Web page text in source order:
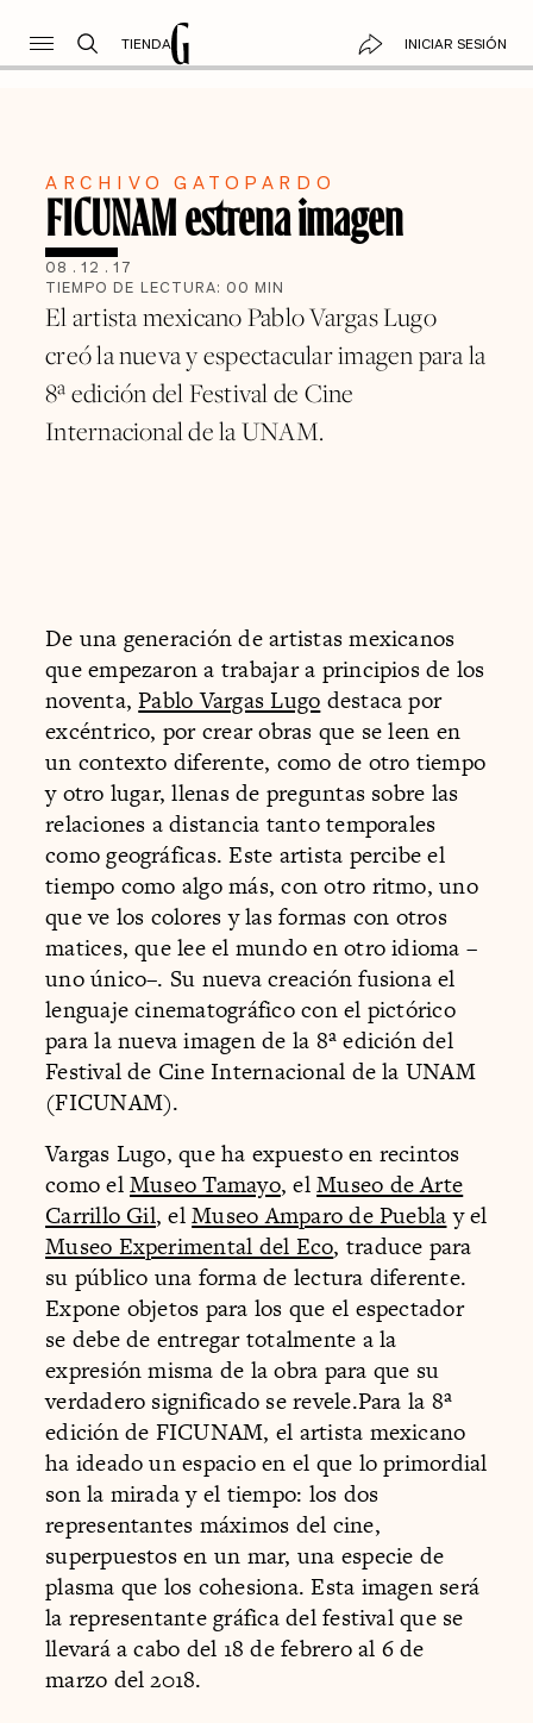
TIENDA INICIAR SESIÓN
ARCHIVO GATOPARDO
FICUNAM estrena imagen
08 . 12 . 17
TIEMPO DE LECTURA: 00 MIN
El artista mexicano Pablo Vargas Lugo
creó la nueva y espectacular imagen para la
8ª edición del Festival de Cine
Internacional de la UNAM.
De una generación de artistas mexicanos
que empezaron a trabajar a principios de los
noventa,Pablo Vargas Lugo destaca por
excéntrico, por crear obras que se leen en
un contexto diferente, como de otro tiempo
y otro lugar, llenas de preguntas sobre las
relaciones a distancia tanto temporales
como geográficas. Este artista percibe el
tiempo como algo más, con otro ritmo, uno
que ve los colores y las formas con otros
matices, que lee el mundo en otro idioma –
uno único–. Su nueva creación fusiona el
lenguaje cinematográfico con el pictórico
para la nueva imagen de la 8ª edición del
Festival de Cine Internacional de la UNAM
(FICUNAM).
Vargas Lugo, que ha expuesto en recintos
como elMuseo Tamayo, elMuseo de Arte
Carrillo Gil, elMuseo Amparo de Pueblay el
Museo Experimental del Eco, traduce para
su público una forma de lectura diferente.
Expone objetos para los que el espectador
se debe de entregar totalmente a la
expresión misma de la obra para que su
verdadero significado se revele.Para la 8ª
edición de FICUNAM, el artista mexicano
ha ideado un espacio en el que lo primordial
son la mirada y el tiempo: los dos
representantes máximos del cine,
superpuestos en un mar, una especie de
plasma que los cohesiona. Esta imagen será
la representante gráfica del festival que se
llevará a cabo del 18 de febrero al 6 de
marzo del 2018.